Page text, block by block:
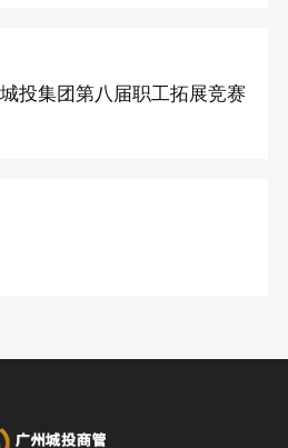
投集团第八届职工拓展竞赛